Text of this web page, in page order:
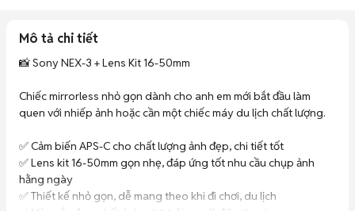
Mô tả chi tiết
📸 Sony NEX-3 + Lens Kit 16-50mm
Chiếc mirrorless nhỏ gọn dành cho anh em mới bắt đầu làm
quen với nhiếp ảnh hoặc cần một chiếc máy du lịch chất lượng.
✅ Cảm biến APS-C cho chất lượng ảnh đẹp, chi tiết tốt
✅ Lens kit 16-50mm gọn nhẹ, đáp ứng tốt nhu cầu chụp ảnh
hằng ngày
✅ Thiết kế nhỏ gọn, dễ mang theo khi đi chơi, du lịch